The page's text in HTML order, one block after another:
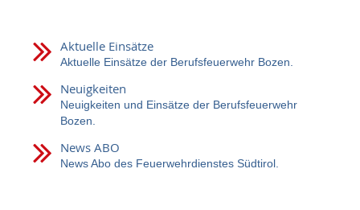
Aktuelle Einsätze
Aktuelle Einsätze der Berufsfeuerwehr Bozen.
Neuigkeiten
Neuigkeiten und Einsätze der Berufsfeuerwehr
Bozen.
News ABO
News Abo des Feuerwehrdienstes Südtirol.